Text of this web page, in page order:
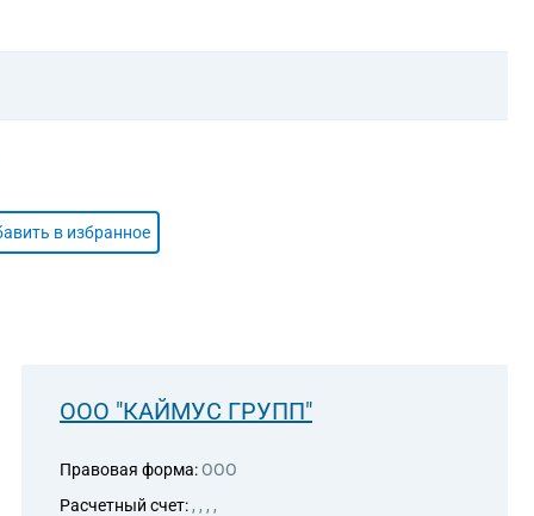
в избранное
ООО "КАЙМУС ГРУПП"
Правовая форма: ООО
Расчетный счет: , , , ,